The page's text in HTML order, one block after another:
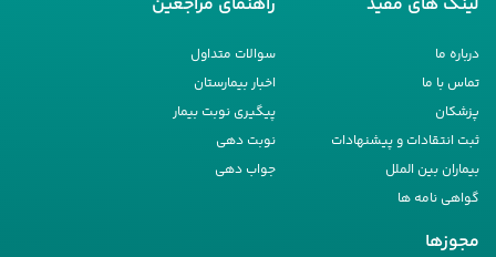
درباره ما
تماس با ما
پزشکان
ثبت انتقادات و پیشنهادات
بیماران بین الملل
گواهی نامه ها
سوالات متداول
اخبار بیمارستان
پیگیری نوبت بیمار
نوبت دهی
جواب دهی
مجوزها